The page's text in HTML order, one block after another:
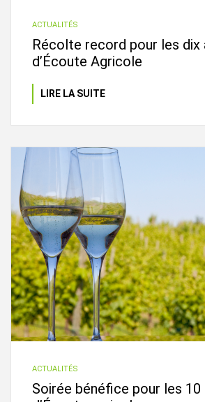
ACTUALITÉS
Récolte record pour les dix
d’Écoute Agricole
LIRE LA SUITE
ACTUALITÉS
Soirée bénéfice pour les 10